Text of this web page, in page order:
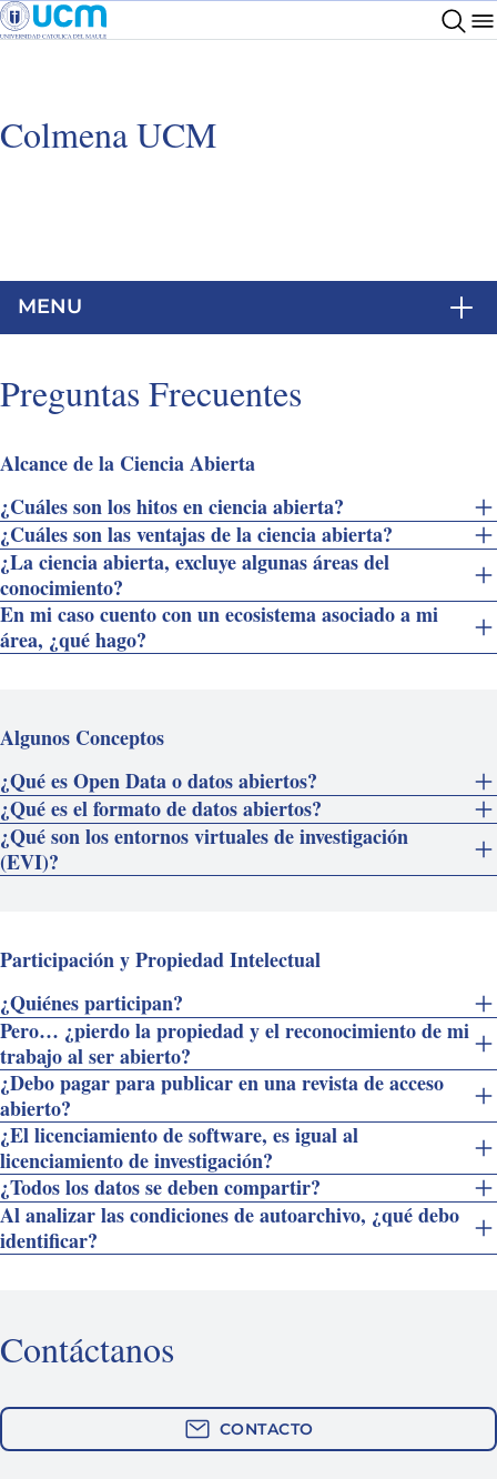
Colmena UCM
MENU
Preguntas Frecuentes
Alcance de la Ciencia Abierta
¿Cuáles son los hitos en ciencia abierta?
¿Cuáles son las ventajas de la ciencia abierta?
¿La ciencia abierta, excluye algunas áreas del
conocimiento?
En mi caso cuento con un ecosistema asociado a mi
área, ¿qué hago?
Algunos Conceptos
¿Qué es Open Data o datos abiertos?
¿Qué es el formato de datos abiertos?
¿Qué son los entornos virtuales de investigación
(EVI)?
Participación y Propiedad Intelectual
¿Quiénes participan?
Pero… ¿pierdo la propiedad y el reconocimiento de mi
trabajo al ser abierto?
¿Debo pagar para publicar en una revista de acceso
abierto?
¿El licenciamiento de software, es igual al
licenciamiento de investigación?
¿Todos los datos se deben compartir?
Al analizar las condiciones de autoarchivo, ¿qué debo
identificar?
Contáctanos
CONTACTO